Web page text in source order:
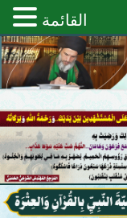
القائمة